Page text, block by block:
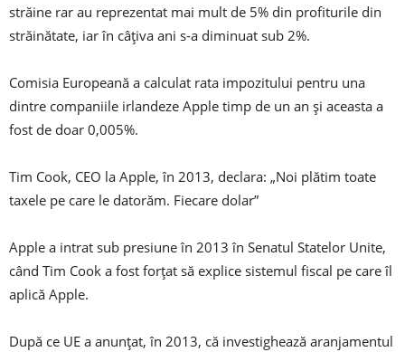
străine rar au reprezentat mai mult de 5% din profiturile din
străinătate, iar în câțiva ani s-a diminuat sub 2%.
Comisia Europeană a calculat rata impozitului pentru una
dintre companiile irlandeze Apple timp de un an și aceasta a
fost de doar 0,005%.
Tim Cook, CEO la Apple, în 2013, declara: „Noi plătim toate
taxele pe care le datorăm. Fiecare dolar”
Apple a intrat sub presiune în 2013 în Senatul Statelor Unite,
când Tim Cook a fost forțat să explice sistemul fiscal pe care îl
aplică Apple.
După ce UE a anunțat, în 2013, că investighează aranjamentul